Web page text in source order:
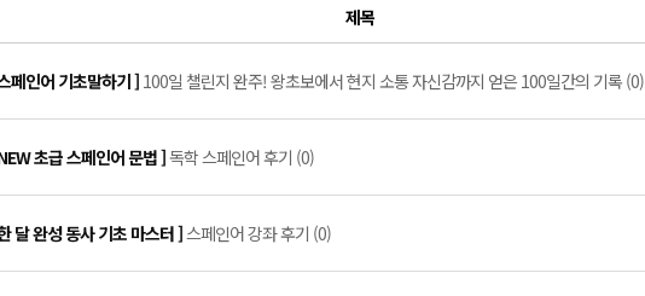
제목
페인어 기초말하기 ]100일 챌린지 완주! 왕초보에서 현지 소통 자신감까지 얻은 100일간의 기록 (0)
초급 스페인어 문법 ]독학 스페인어 후기 (0)
달 완성 동사 기초 마스터 ]스페인어 강좌 후기 (0)